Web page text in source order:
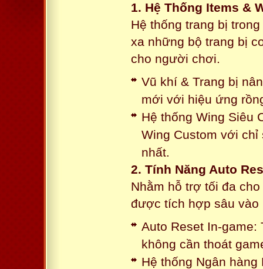
1. Hệ Thống Items &
Hệ thống trang bị
xa những bộ trang bị
cho người chơi.
Vũ khí & Trang bị
mới với hiệu ứng
Hệ thống Wing Siêu
Wing Custom với
nhất.
2. Tính Năng Auto
Nhằm hỗ trợ tối đa
được tích hợp sâu vào
Auto Reset In-game:
không cần thoát
Hệ thống Ngân